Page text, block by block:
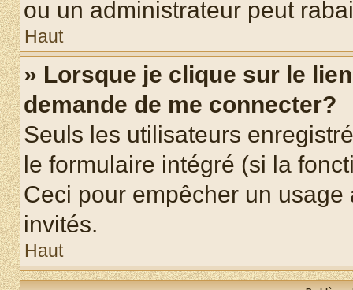
ou un administrateur peut
Haut
» Lorsque je clique sur le
demande de me connecter?
Seuls les utilisateurs
le formulaire intégré (si la
Ceci pour empêcher un
invités.
Haut